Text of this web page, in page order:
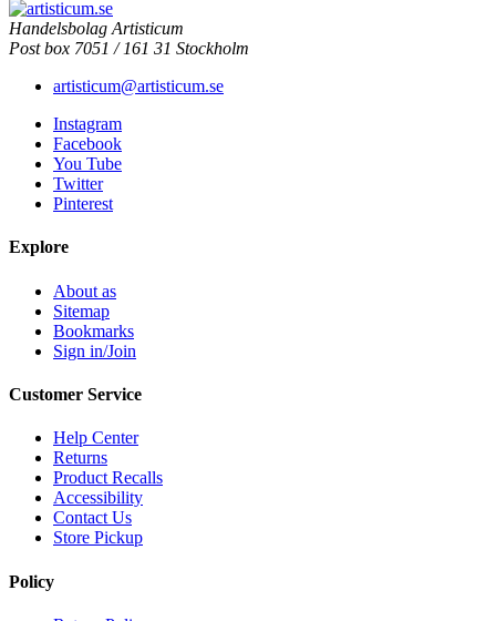
Handelsbolag Artisticum
Post box 7051 / 161 31 Stockholm
artisticum@artisticum.se
Instagram
Facebook
You Tube
Twitter
Pinterest
Explore
About as
Sitemap
Bookmarks
Sign in/Join
Customer Service
Help Center
Returns
Product Recalls
Accessibility
Contact Us
Store Pickup
Policy